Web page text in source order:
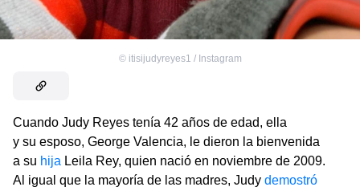
© itisijudyreyes1 / Instagram
Cuando Judy Reyes tenía 42 años de edad, ella
y su esposo, George Valencia, le dieron la bienvenida
a su hija Leila Rey, quien nació en noviembre de 2009.
Al igual que la mayoría de las madres, Judy demostró